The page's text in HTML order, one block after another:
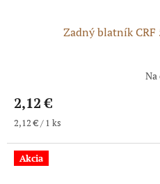
Zadný blatník
produktu
je
5,0
z
hviezdičiek.
Na
2,12 €
Jednotková
2,12 € / 1 ks
Akcia